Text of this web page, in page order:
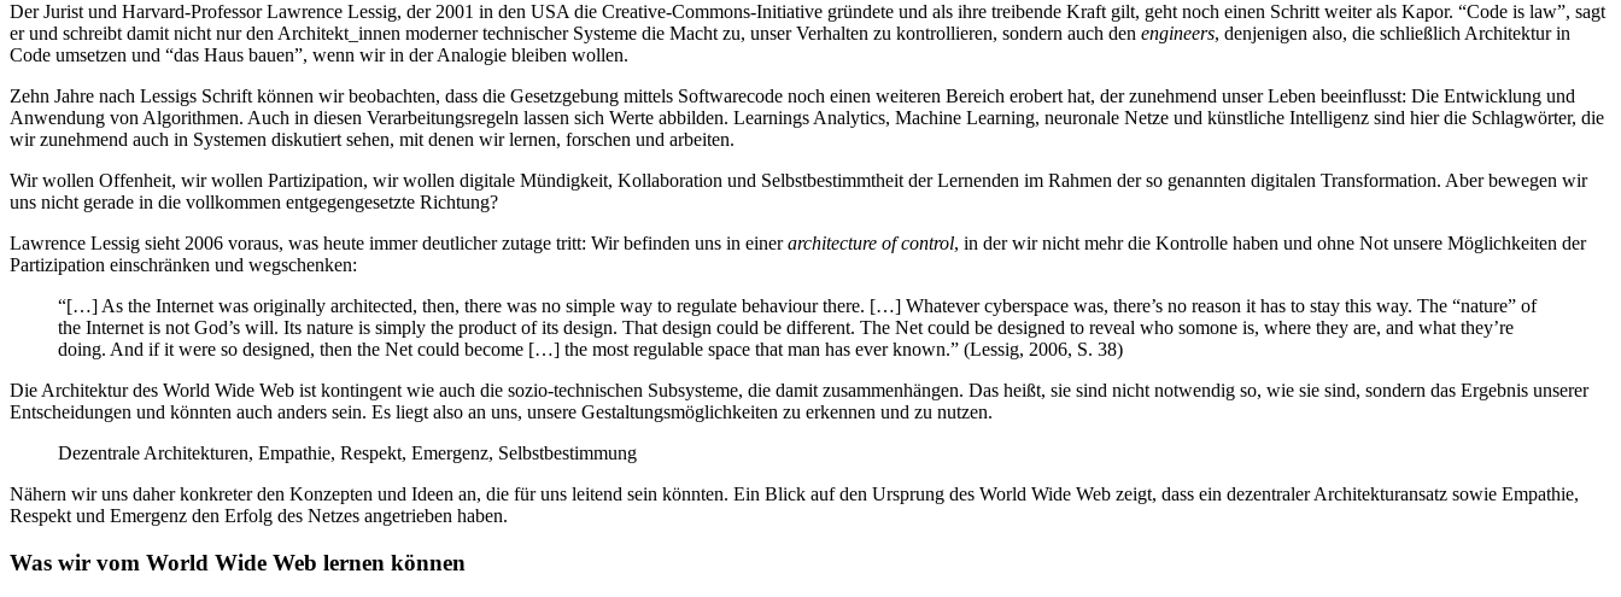
Der Jurist und Harvard-Professor Lawrence Lessig, der 2001 in den USA die Creative-Commons-Initiative gründete und als ihre treibende Kraft gilt, geht noch einen Schritt weiter als Kapor. “Code is law”, sagt
er und schreibt damit nicht nur den Architekt_innen moderner technischer Systeme die Macht zu, unser Verhalten zu kontrollieren, sondern auch den engineers, denjenigen also, die schließlich Architektur in
Code umsetzen und “das Haus bauen”, wenn wir in der Analogie bleiben wollen.
Zehn Jahre nach Lessigs Schrift können wir beobachten, dass die Gesetzgebung mittels Softwarecode noch einen weiteren Bereich erobert hat, der zunehmend unser Leben beeinflusst: Die Entwicklung und
Anwendung von Algorithmen. Auch in diesen Verarbeitungsregeln lassen sich Werte abbilden. Learnings Analytics, Machine Learning, neuronale Netze und künstliche Intelligenz sind hier die Schlagwörter, die
wir zunehmend auch in Systemen diskutiert sehen, mit denen wir lernen, forschen und arbeiten.
Wir wollen Offenheit, wir wollen Partizipation, wir wollen digitale Mündigkeit, Kollaboration und Selbstbestimmtheit der Lernenden im Rahmen der so genannten digitalen Transformation. Aber bewegen wir
uns nicht gerade in die vollkommen entgegengesetzte Richtung?
Lawrence Lessig sieht 2006 voraus, was heute immer deutlicher zutage tritt: Wir befinden uns in einerarchitecture of control, in der wir nicht mehr die Kontrolle haben und ohne Not unsere Möglichkeiten der
Partizipation einschränken und wegschenken:
“[…] As the Internet was originally architected, then, there was no simple way to regulate behaviour there. […] Whatever cyberspace was, there’s no reason it has to stay this way. The “nature” of
the Internet is not God’s will. Its nature is simply the product of its design. That design could be different. The Net could be designed to reveal who somone is, where they are, and what they’re
doing. And if it were so designed, then the Net could become […] the most regulable space that man has ever known.” (Lessig, 2006, S. 38)
Die Architektur des World Wide Web ist kontingent wie auch die sozio-technischen Subsysteme, die damit zusammenhängen. Das heißt, sie sind nicht notwendig so, wie sie sind, sondern das Ergebnis unserer
Entscheidungen und könnten auch anders sein. Es liegt also an uns, unsere Gestaltungsmöglichkeiten zu erkennen und zu nutzen.
Dezentrale Architekturen, Empathie, Respekt, Emergenz, Selbstbestimmung
Nähern wir uns daher konkreter den Konzepten und Ideen an, die für uns leitend sein könnten. Ein Blick auf den Ursprung des World Wide Web zeigt, dass ein dezentraler Architekturansatz sowie Empathie,
Respekt und Emergenz den Erfolg des Netzes angetrieben haben.
Was wir vom World Wide Web lernen können